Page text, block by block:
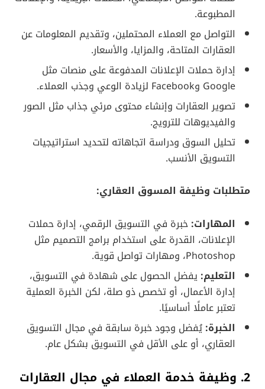
المطبوعة.
التواصل مع العملاء المحتملين، وتقديم المعلومات عن
العقارات المتاحة، والمزايا، والأسعار.
إدارة حملات الإعلانات المدفوعة على منصات مثل
Google وFacebook لزيادة الوعي وجذب العملاء.
تصوير العقارات وإنشاء محتوى مرئي جذاب مثل الصور
والفيديوهات للترويج.
تحليل السوق ودراسة اتجاهاته لتحديد استراتيجيات
التسويق الأنسب.
متطلبات وظيفة المسوق العقاري:
المهارات: خبرة في التسويق الرقمي، إدارة حملات
الإعلانات، القدرة على استخدام برامج التصميم مثل
Photoshop، ومهارات تواصل قوية.
التعليم: يفضل الحصول على شهادة في التسويق،
إدارة الأعمال، أو تخصص ذو صلة، لكن الخبرة العملية
تعتبر عاملًا أساسيًا.
الخبرة: يُفضل وجود خبرة سابقة في مجال التسويق
العقاري، أو على الأقل في التسويق بشكل عام.
2. وظيفة خدمة العملاء في مجال العقارات